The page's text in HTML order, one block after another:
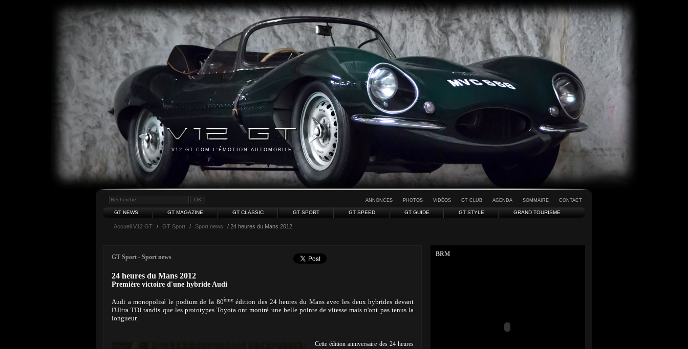
V12 GT.COM L'ÉMOTION AUTOMOBILE
ANNONCES PHOTOS VIDÉOS GT CLUB AGENDA SOMMAIRE CONTACT
GT NEWS GT MAGAZINE GT CLASSIC GT SPORT GT SPEED GT GUIDE GT STYLE GRAND TOURISME
Accueil V12 GT / GT Sport / Sport news / 24 heures du Mans 2012
GT Sport - Sport news
24 heures du Mans 2012
Première victoire d'une hybride Audi
Audi a monopolisé le podium de la 80èmeédition des 24 heures du Mans avec les deux hybrides devant
l'Ultra TDI tandis que les prototypes Toyota ont montré une belle pointe de vitesse mais n'ont pas tenus la
longueur.
Cette édition anniversaire des 24 heures
BRM